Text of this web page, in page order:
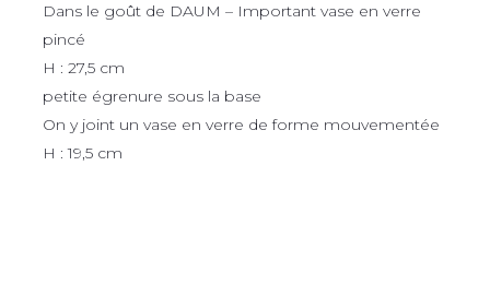
Dans le goût de DAUM – Important vase en verre
pincé
H : 27,5 cm
petite égrenure sous la base
On y joint un vase en verre de forme mouvementée
H : 19,5 cm